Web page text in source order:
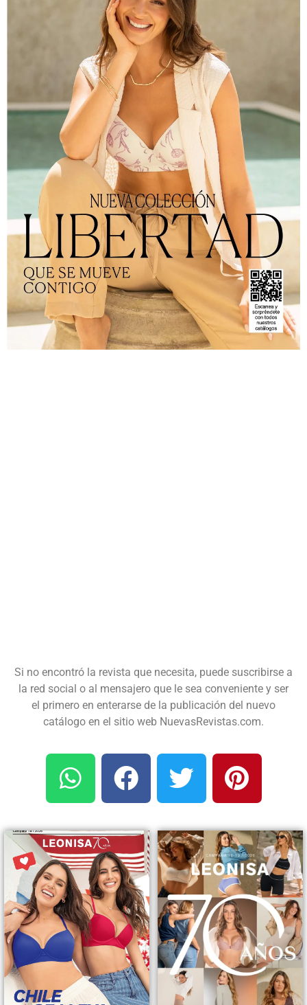
Si no encontró la revista que necesita, puede suscribirse a
la red social o al mensajero que le sea conveniente y ser
el primero en enterarse de la publicación del nuevo
catálogo en el sitio web NuevasRevistas.com.